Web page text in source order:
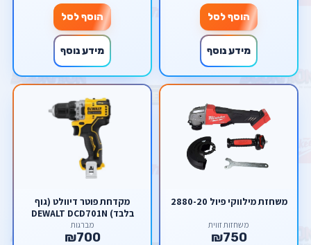
הוסף לסל
מידע נוסף
הוסף לסל
מידע נוסף
משחזת מילווקי פיול 2880-20
משחזות זווית
₪750
מקדחת פוטר דיוולט (גוף
בלבד) DEWALT DCD701N
מברגות
₪700